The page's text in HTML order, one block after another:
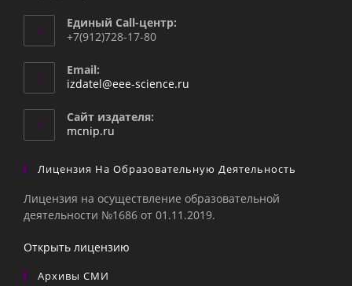
Единый Call-центр:
+7(912)728-17-80
Email:
izdatel@eee-science.ru
Сайт издателя:
mcnip.ru
Лицензия На Образовательную Деятельность
Лицензия на осуществление образовательной
деятельности №1686 от 01.11.2019.
Открыть лицензию
Архивы СМИ